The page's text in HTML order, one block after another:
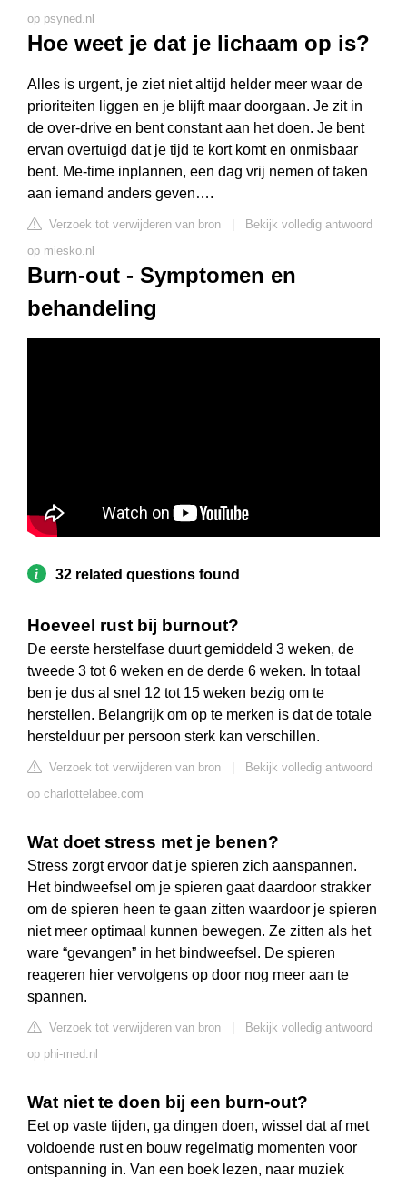
op psyned.nl
Hoe weet je dat je lichaam op is?
Alles is urgent, je ziet niet altijd helder meer waar de
prioriteiten liggen en je blijft maar doorgaan. Je zit in
de over-drive en bent constant aan het doen. Je bent
ervan overtuigd dat je tijd te kort komt en onmisbaar
bent. Me-time inplannen, een dag vrij nemen of taken
aan iemand anders geven….
Verzoek tot verwijderen van bron
Bekijk volledig antwoord
op miesko.nl
Burn-out - Symptomen en
behandeling
32 related questions found
Hoeveel rust bij burnout?
De eerste herstelfase duurt gemiddeld 3 weken, de
tweede 3 tot 6 weken en de derde 6 weken. In totaal
ben je dus al snel 12 tot 15 weken bezig om te
herstellen. Belangrijk om op te merken is dat de totale
herstelduur per persoon sterk kan verschillen.
Verzoek tot verwijderen van bron
Bekijk volledig antwoord
op charlottelabee.com
Wat doet stress met je benen?
Stress zorgt ervoor dat je spieren zich aanspannen.
Het bindweefsel om je spieren gaat daardoor strakker
om de spieren heen te gaan zitten waardoor je spieren
niet meer optimaal kunnen bewegen. Ze zitten als het
ware “gevangen” in het bindweefsel. De spieren
reageren hier vervolgens op door nog meer aan te
spannen.
Verzoek tot verwijderen van bron
Bekijk volledig antwoord
op phi-med.nl
Wat niet te doen bij een burn-out?
Eet op vaste tijden, ga dingen doen, wissel dat af met
voldoende rust en bouw regelmatig momenten voor
ontspanning in. Van een boek lezen, naar muziek